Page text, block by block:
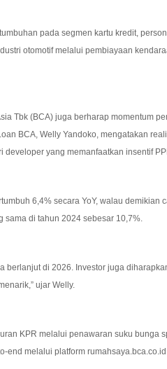
pada segmen kartu kredit,
otomotif melalui pembiayaan
Tbk (BCA) juga berharap momentum
BCA, Welly Yandoko, mengatakan
developer yang memanfaatkan insentif
6,4% secara YoY, walau
di tahun 2024 sebesar 10,7%.
berlanjut di 2026. Investor juga
ujar Welly.
KPR melalui penawaran suku bunga
end melalui platform